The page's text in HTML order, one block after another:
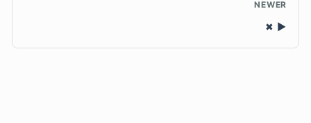
NEWER
✖